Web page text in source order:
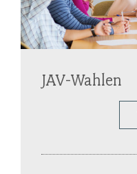
JAV-Wahlen